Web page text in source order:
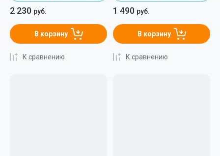
2 230 руб.
В корзину
К сравнению
1 490 руб.
В корзину
К сравнению